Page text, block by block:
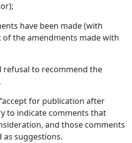
have been made (with
the amendments made with
refusal to recommend the
for publication after
to indicate comments that
and those comments
as suggestions.